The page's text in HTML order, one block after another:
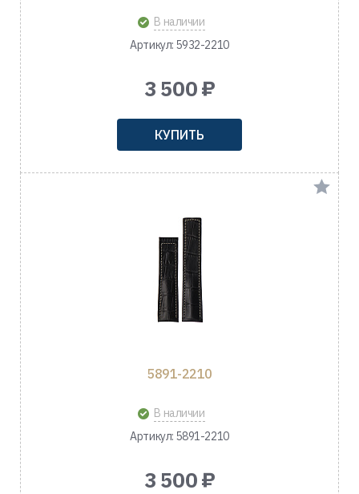
В наличии
Артикул: 5932-2210
3 500 ₽
КУПИТЬ
5891-2210
В наличии
Артикул: 5891-2210
3 500 ₽